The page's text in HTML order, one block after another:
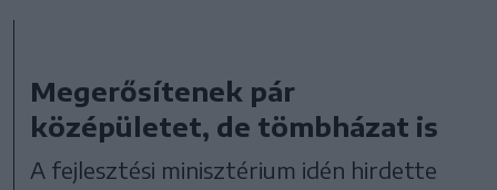
Megerősítenek pár
középületet, de tömbházat is
A fejlesztési minisztérium idén hirdette